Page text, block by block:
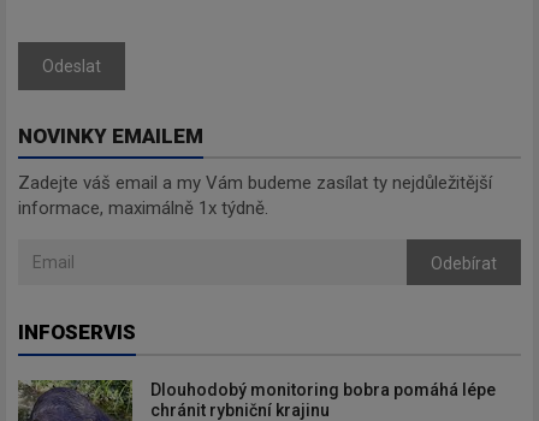
Odeslat
NOVINKY EMAILEM
Zadejte váš email a my Vám budeme zasílat ty nejdůležitější
informace, maximálně 1x týdně.
Odebírat
INFOSERVIS
Dlouhodobý monitoring bobra pomáhá lépe
chránit rybniční krajinu